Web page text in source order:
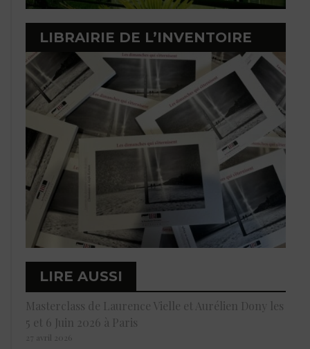
LIBRAIRIE DE L’INVENTOIRE
LIRE AUSSI
Masterclass de Laurence Vielle et Aurélien Dony les
5 et 6 Juin 2026 à Paris
27 avril 2026